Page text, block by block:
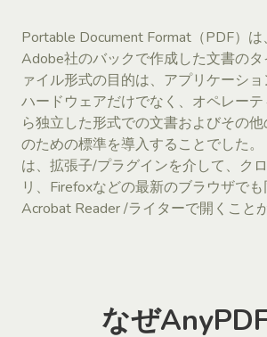
Portable Document Format（PDF）
Adobe社のバックで作成した文書の
ァイル形式の目的は、アプリケーショ
ハードウェアだけでなく、オペレー
ら独立した形式での文書およびその
のための標準を導入することでした
は、拡張子/プラグインを介して、ク
リ、Firefoxなどの最新のブラウザで
Acrobat Reader /ライターで開くこと
なぜ